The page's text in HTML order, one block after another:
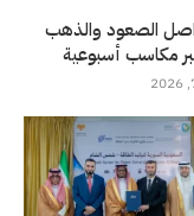
الصعود والذهب
مكاسب أسبوعية